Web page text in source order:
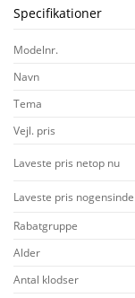
Specifikationer
Modelnr.
Navn
Tema
Vejl. pris
Laveste pris netop nu
Laveste pris nogensinde
Rabatgruppe
Alder
Antal klodser